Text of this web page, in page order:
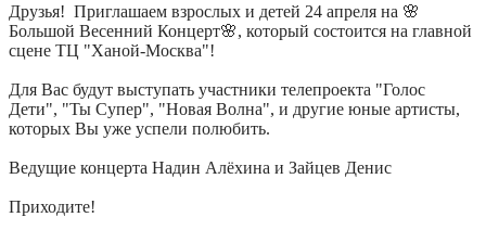
Друзья! Приглашаем взрослых и детей 24 апреля на 🌸
Большой Весенний Концерт🌸, который состоится на главной
сцене ТЦ "Ханой-Москва"!
Для Вас будут выступать участники телепроекта "Голос
Дети", "Ты Супер", "Новая Волна", и другие юные артисты,
которых Вы уже успели полюбить.
Ведущие концерта Надин Алëхина и Зайцев Денис
Приходите!